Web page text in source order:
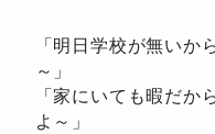
「明日学校が無いか
～」
「家にいても暇だか
よ～」